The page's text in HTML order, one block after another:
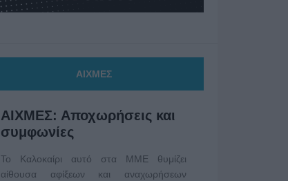
ΑΙΧΜΕΣ
ΑΙΧΜΕΣ: Αποχωρήσεις και
συμφωνίες
Το Καλοκαίρι αυτό στα ΜΜΕ θυμίζει
αίθουσα αφίξεων και αναχωρήσεων